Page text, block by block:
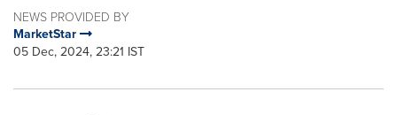
NEWS PROVIDED BY
MarketStar
05 Dec, 2024, 23:21 IST